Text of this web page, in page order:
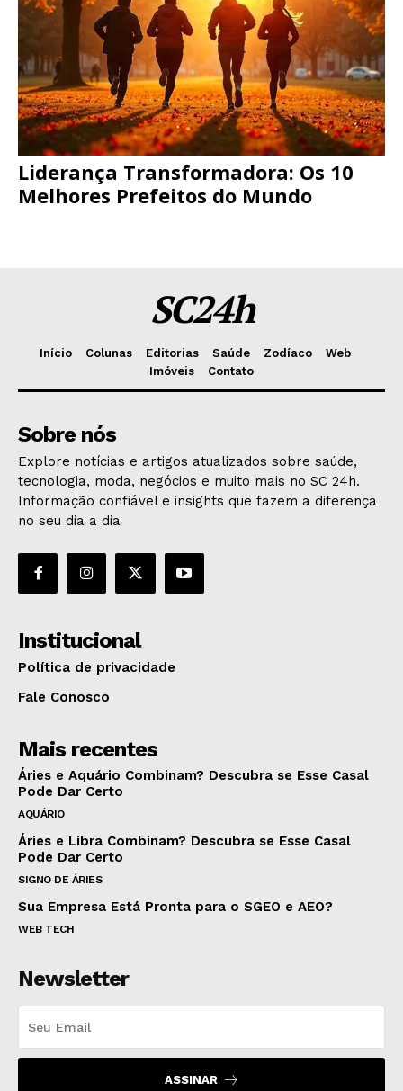
Liderança Transformadora: Os 10
Melhores Prefeitos do Mundo
SC24h
Início Colunas Editorias Saúde Zodíaco
Web
Imóveis
Contato
Sobre nós
Explore notícias e artigos atualizados sobre saúde,
tecnologia, moda, negócios e muito mais no SC 24h.
Informação confiável e insights que fazem a diferença
no seu dia a dia
Institucional
Política de privacidade
Fale Conosco
Mais recentes
Áries e Aquário Combinam? Descubra se Esse Casal
Pode Dar Certo
AQUÁRIO
Áries e Libra Combinam? Descubra se Esse Casal
Pode Dar Certo
SIGNO DE ÁRIES
Sua Empresa Está Pronta para o SGEO e AEO?
WEB TECH
Newsletter
ASSINAR